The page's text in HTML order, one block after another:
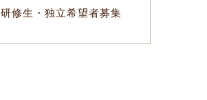
研修生・独立希望者募集